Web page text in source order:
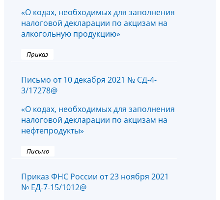
«О кодах, необходимых для заполнения
налоговой декларации по акцизам на
алкогольную продукцию»
Приказ
Письмо от 10 декабря 2021 № СД-4-
3/17278@
«О кодах, необходимых для заполнения
налоговой декларации по акцизам на
нефтепродукты»
Письмо
Приказ ФНС России от 23 ноября 2021
№ ЕД-7-15/1012@